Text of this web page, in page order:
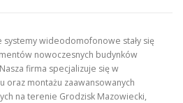
systemy wideodomofonowe stały się
nowoczesnych budynków
firma specjalizuje się w
montażu zaawansowanych
na terenie Grodzisk Mazowiecki,